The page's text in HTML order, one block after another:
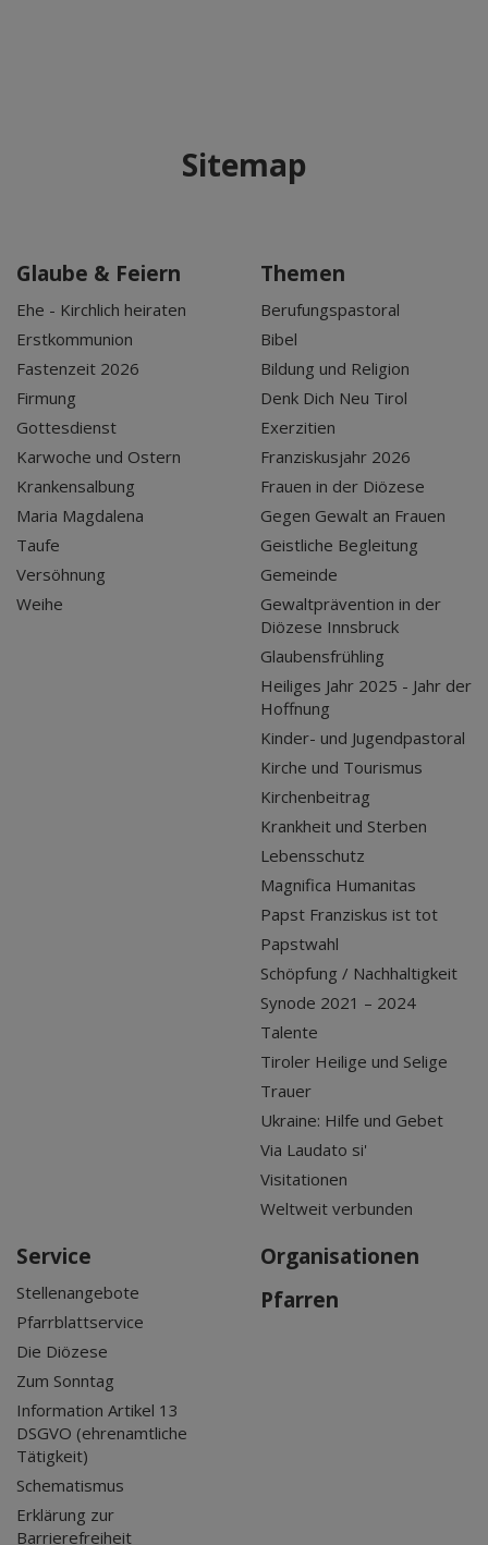
Sitemap
Glaube & Feiern
Ehe - Kirchlich heiraten
Erstkommunion
Fastenzeit 2026
Firmung
Gottesdienst
Karwoche und Ostern
Krankensalbung
Maria Magdalena
Taufe
Versöhnung
Weihe
Themen
Berufungspastoral
Bibel
Bildung und Religion
Denk Dich Neu Tirol
Exerzitien
Franziskusjahr 2026
Frauen in der Diözese
Gegen Gewalt an Frauen
Geistliche Begleitung
Gemeinde
Gewaltprävention in der
Diözese Innsbruck
Glaubensfrühling
Heiliges Jahr 2025 - Jahr der
Hoffnung
Kinder- und Jugendpastoral
Kirche und Tourismus
Kirchenbeitrag
Krankheit und Sterben
Lebensschutz
Magnifica Humanitas
Papst Franziskus ist tot
Papstwahl
Schöpfung / Nachhaltigkeit
Synode 2021 – 2024
Talente
Tiroler Heilige und Selige
Trauer
Ukraine: Hilfe und Gebet
Via Laudato si'
Visitationen
Weltweit verbunden
Service
Stellenangebote
Pfarrblattservice
Die Diözese
Zum Sonntag
Information Artikel 13
DSGVO (ehrenamtliche
Tätigkeit)
Schematismus
Erklärung zur
Barrierefreiheit
Organisationen
Pfarren